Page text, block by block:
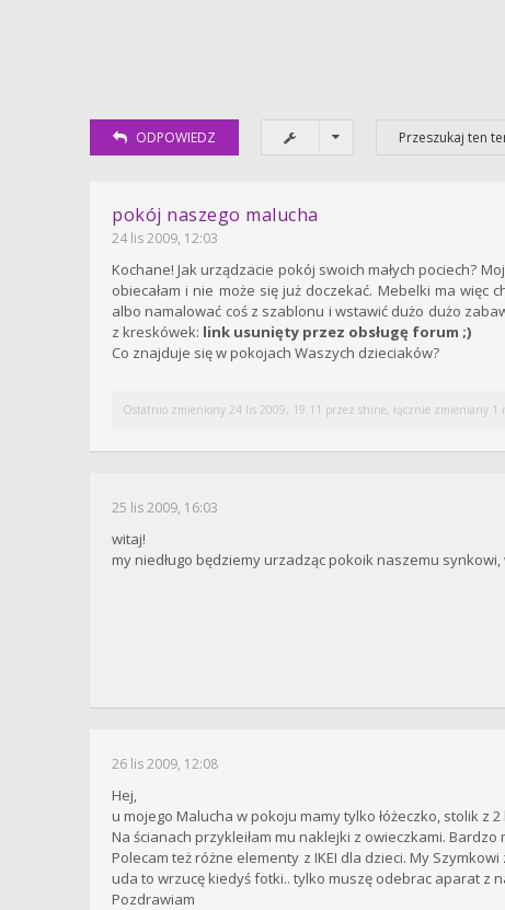
ODPOWIEDZ
pokój naszego malucha
24 lis 2009, 12:03
Kochane! Jak urządzacie pokój swoich małych pociech?
obiecałam i nie może się już doczekać. Mebelki ma
albo namalować coś z szablonu i wstawić dużo dużo
z kreskówek: link usunięty przez obsługę forum ;)
Co znajduje się w pokojach Waszych dzieciaków?
Ostatnio zmieniony 24 lis 2009, 19:11 przez shine, łącznie zmieniany 1
25 lis 2009, 16:03
witaj!
my niedługo będziemy urzadząc pokoik naszemu
26 lis 2009, 12:08
Hej,
u mojego Malucha w pokoju mamy tylko łóżeczko, stolik z
Na ścianach przykleiłam mu naklejki z owieczkami.
Polecam też różne elementy z IKEI dla dzieci. My
uda to wrzucę kiedyś fotki.. tylko muszę odebrac aparat z
Pozdrawiam